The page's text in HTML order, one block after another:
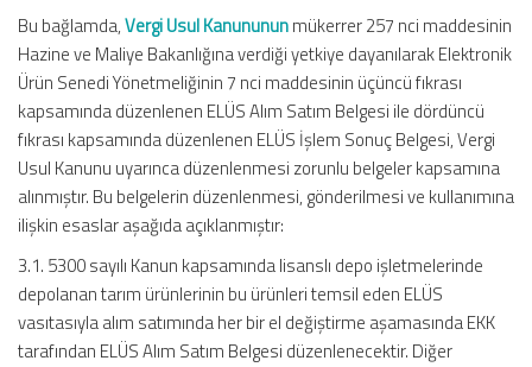
Bu bağlamda,Vergi Usul Kanunununmükerrer 257 nci maddesinin
Hazine ve Maliye Bakanlığına verdiği yetkiye dayanılarak Elektronik
Ürün Senedi Yönetmeliğinin 7 nci maddesinin üçüncü fıkrası
kapsamında düzenlenen ELÜS Alım Satım Belgesi ile dördüncü
fıkrası kapsamında düzenlenen ELÜS İşlem Sonuç Belgesi, Vergi
Usul Kanunu uyarınca düzenlenmesi zorunlu belgeler kapsamına
alınmıştır. Bu belgelerin düzenlenmesi, gönderilmesi ve kullanımına
ilişkin esaslar aşağıda açıklanmıştır:
3.1. 5300 sayılı Kanun kapsamında lisanslı depo işletmelerinde
depolanan tarım ürünlerinin bu ürünleri temsil eden ELÜS
vasıtasıyla alım satımında her bir el değiştirme aşamasında EKK
tarafından ELÜS Alım Satım Belgesi düzenlenecektir. Diğer